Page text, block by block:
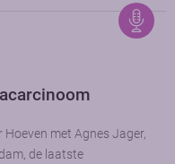
met Agnes Jager,
de laatste